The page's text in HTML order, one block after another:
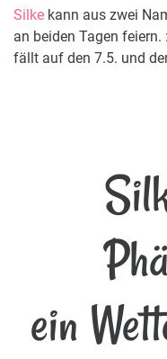
Silke kann aus zwei
an beiden Tagen
fällt auf den 7.5. und
ein